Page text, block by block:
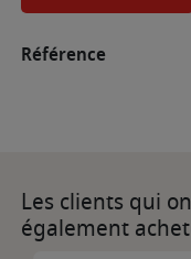
Référence
Les clients qui
également